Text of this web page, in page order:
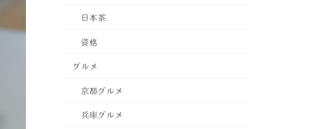
日本茶
資格
グルメ
京都グルメ
兵庫グルメ